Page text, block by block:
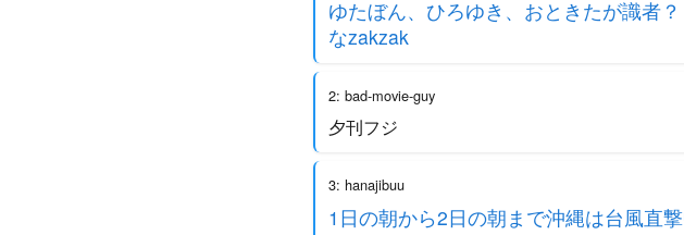
ゆたぼん、ひろゆき、おときたが識者
なzakzak
2: bad-movie-guy
夕刊フジ
3: hanajibuu
1日の朝から2日の朝まで沖縄は台風直